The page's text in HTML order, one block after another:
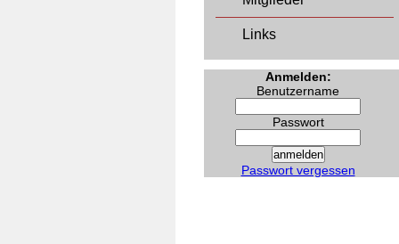
Links
Anmelden:
Benutzername
Passwort
Passwort vergessen